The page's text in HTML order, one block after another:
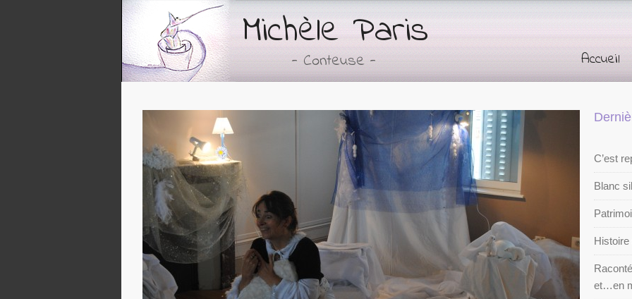
Michèle Paris
- Conteuse - Accueil
C’est
Blanc
et…en